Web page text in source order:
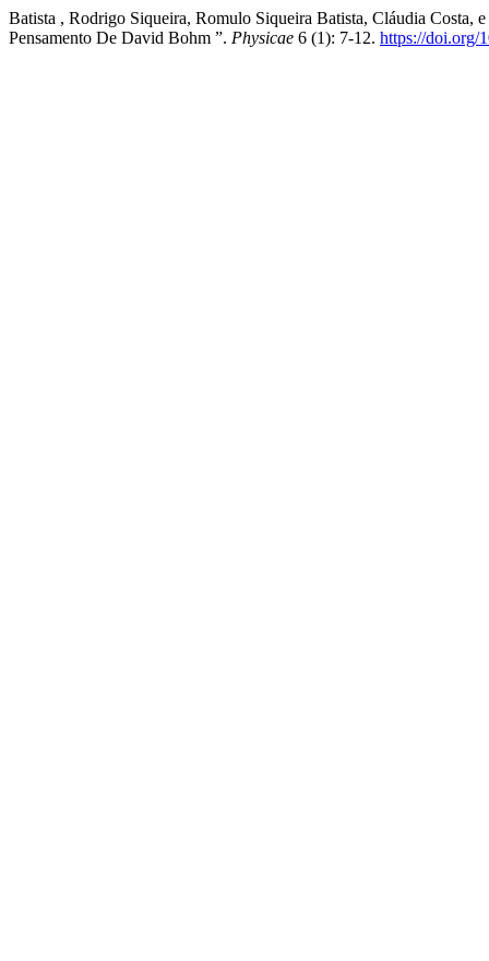
Batista , Rodrigo Siqueira, Romulo Siqueira Batista, Cláudia Costa,
Pensamento De David Bohm ”. Physicae 6 (1): 7-12. https://doi.org/